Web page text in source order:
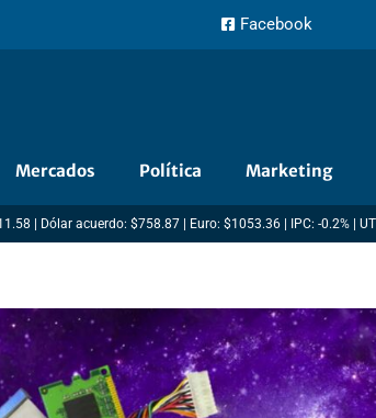
Facebook
Mercados Política Marketing
| Dólar acuerdo: $758.87 | Euro: $1053.36 | IPC: -0.2% |